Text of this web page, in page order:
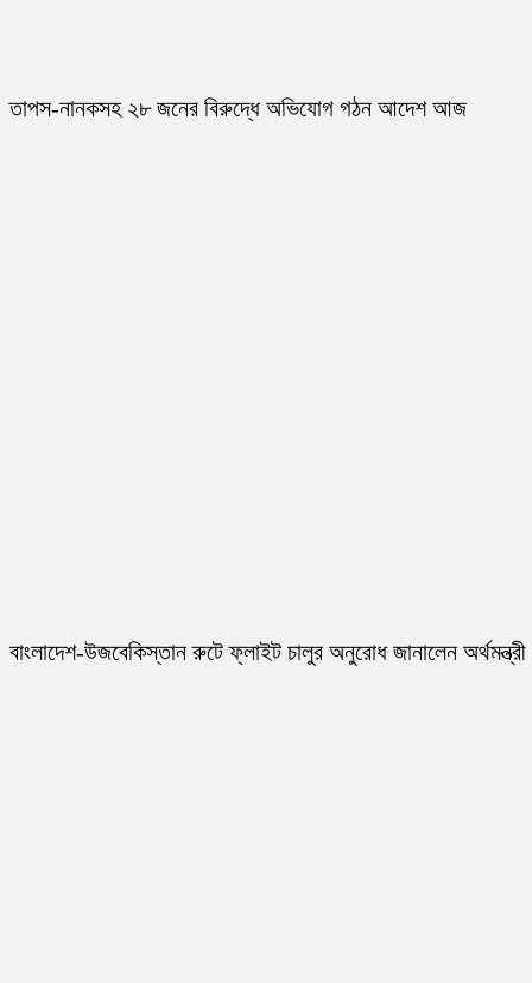
তাপস-নানকসহ ২৮ জনের বিরুদ্ধে অভিযোগ গঠন আদেশ আজ
বাংলাদেশ-উজবেকিস্তান রুটে ফ্লাইট চালুর অনুরোধ জানালেন অর্থমন্ত্রী